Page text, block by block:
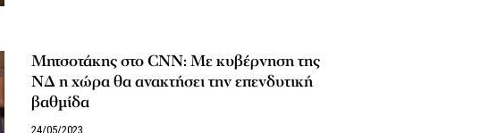
Μητσοτάκης στο CNN: Με κυβέρνηση της
ΝΔ η χώρα θα ανακτήσει την επενδυτική
βαθμίδα
24/05/2023